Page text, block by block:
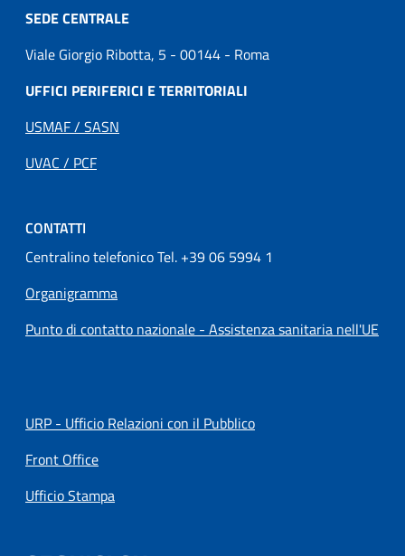
SEDE CENTRALE
Viale Giorgio Ribotta, 5 - 00144 - Roma
UFFICI PERIFERICI E TERRITORIALI
USMAF / SASN
UVAC / PCF
CONTATTI
Centralino telefonico Tel. +39 06 5994 1
Organigramma
Punto di contatto nazionale - Assistenza sanitaria nell'UE
URP - Ufficio Relazioni con il Pubblico
Front Office
Ufficio Stampa